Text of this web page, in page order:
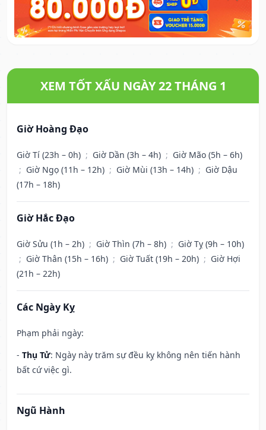
XEM TỐT XẤU NGÀY 22 THÁNG 1
Giờ Hoàng Đạo
Giờ Tí (23h – 0h) ; Giờ Dần (3h – 4h) ; Giờ Mão (5h – 6h)
; Giờ Ngọ (11h – 12h) ; Giờ Mùi (13h – 14h) ; Giờ Dậu
(17h – 18h)
Giờ Hắc Đạo
Giờ Sửu (1h – 2h) ; Giờ Thìn (7h – 8h) ; Giờ Tỵ (9h – 10h)
; Giờ Thân (15h – 16h) ; Giờ Tuất (19h – 20h) ; Giờ Hợi
(21h – 22h)
Các Ngày Kỵ
Phạm phải ngày:
- Thụ Tử: Ngày này trăm sự đều kỵ không nên tiến hành
bất cứ việc gì.
Ngũ Hành